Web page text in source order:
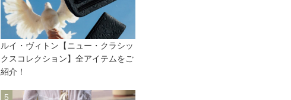
ルイ・ヴィトン【ニュー・クラシッ
クスコレクション】全アイテムをご
紹介！